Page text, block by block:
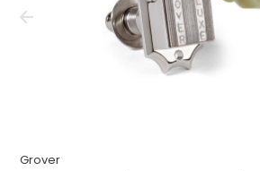
Grover